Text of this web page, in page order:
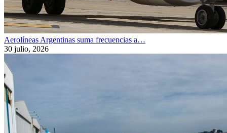
Aerolíneas Argentinas suma frecuencias a…
30 julio, 2026